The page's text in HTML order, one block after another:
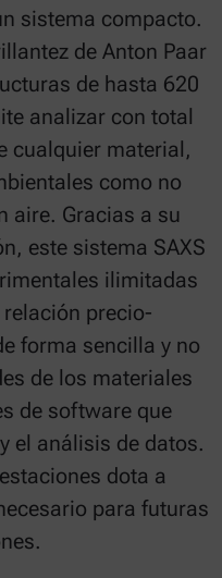
sistema compacto.
de Anton Paar
de hasta 620
analizar con total
cualquier material,
como no
aire. Gracias a su
este sistema SAXS
ilimitadas
precio-
forma sencilla y no
de los materiales
de software que
el análisis de datos.
dota a
para futuras